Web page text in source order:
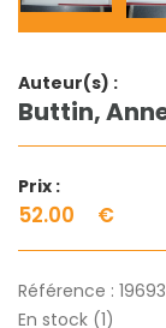
Auteur(s) :
Buttin,
Prix :
52.00 €
Référence : 19693
En stock (1)